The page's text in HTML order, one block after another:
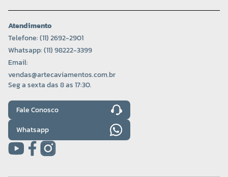
Atendimento
Telefone: (11) 2692-2901
Whatsapp: (11) 98222-3399
Email:
vendas@artecaviamentos.com.br
Seg a sexta das 8 as 17:30.
Fale Conosco
Whatsapp